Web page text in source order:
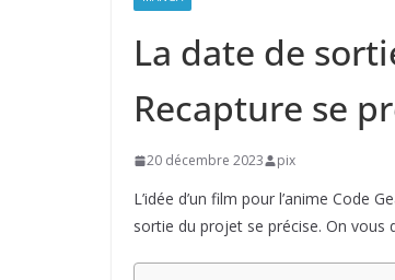
La date de
Recapture se
20 décembre 2023 pix
L’idée d’un film pour l’anime Code
sortie du projet se précise. On vous